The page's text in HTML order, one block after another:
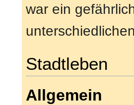
war ein
unterschiedlichen
Stadtleben
Allgemein